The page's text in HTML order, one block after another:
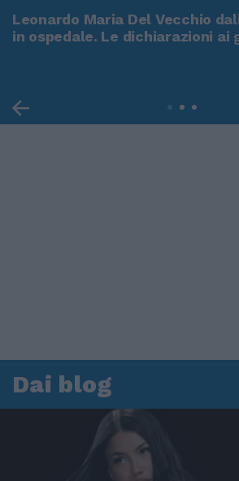
Leonardo Maria Del Vecchio
in ospedale. Le dichiarazioni ai
Dai blog